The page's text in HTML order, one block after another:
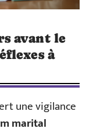
avant le
à
une vigilance
marital